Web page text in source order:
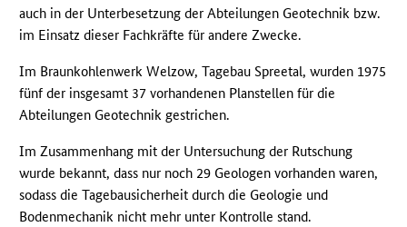
auch in der Unterbesetzung der Abteilungen Geotechnik bzw.
im Einsatz dieser Fachkräfte für andere Zwecke.
Im Braunkohlenwerk Welzow, Tagebau Spreetal, wurden 1975
fünf der insgesamt 37 vorhandenen Planstellen für die
Abteilungen Geotechnik gestrichen.
Im Zusammenhang mit der Untersuchung der Rutschung
wurde bekannt, dass nur noch 29 Geologen vorhanden waren,
sodass die Tagebausicherheit durch die Geologie und
Bodenmechanik nicht mehr unter Kontrolle stand.